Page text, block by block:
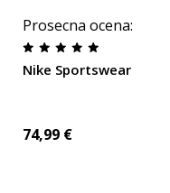
Prosecna ocena:
Nike Sportswear
74,99 €